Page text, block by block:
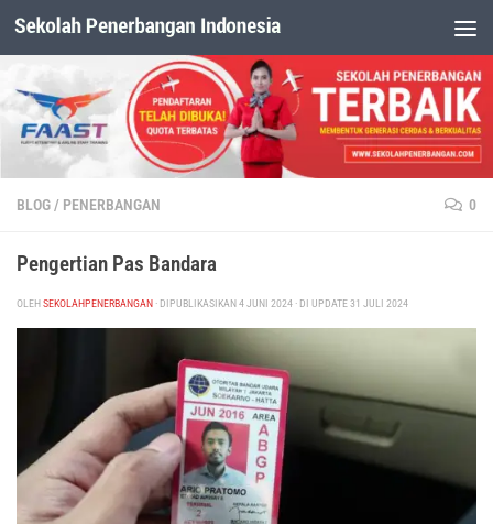
Dibawah Konten
BLOG / PENERBANGAN 0
Pengertian Pas Bandara
OLEHSEKOLAHPENERBANGAN · DIPUBLIKASIKAN4 JUNI 2024 · DI UPDATE31 JULI 2024